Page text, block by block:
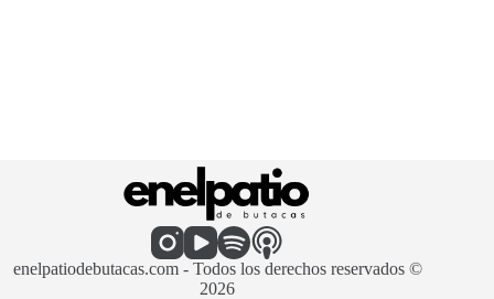
enelpatiodebutacas.com - Todos los derechos reservados ©
2026